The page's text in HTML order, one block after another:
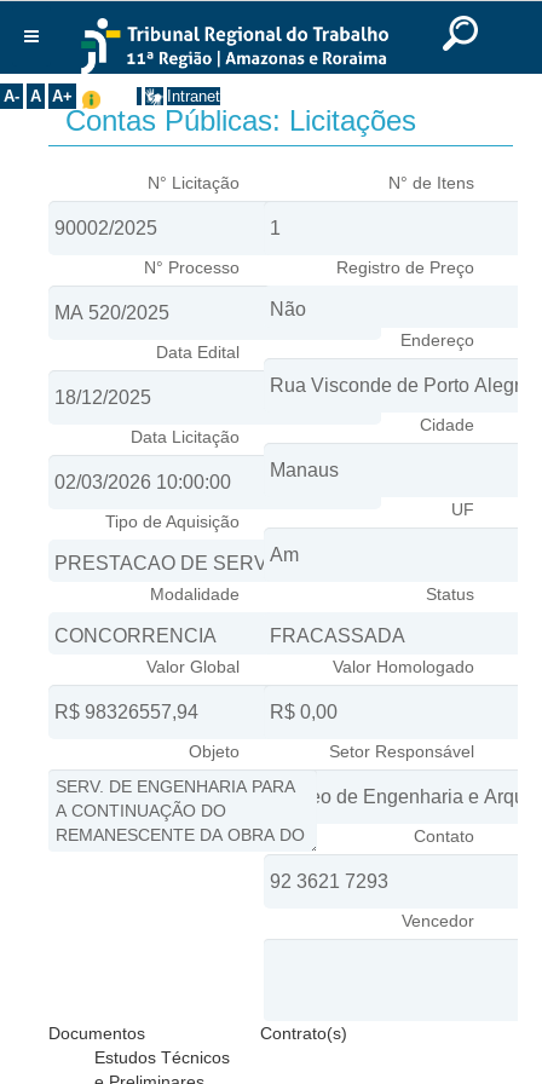
Ir para o rodapé
English
Português Español
A- A A+ Intranet
Institucional
Histórico
Corregedoria
Composição
Desembargadores
Seções Especializadas
Varas do Trabalho
Juízes Manaus
Juízes Roraima
Diretores
Comitês
Comitê Gestor Regional do PJe
Comitê Gestor Regional do e-Gestão e de Tabelas
Processuais Unificadas
Comitê do Datajud
Comissão Regional de Pesquisa Judiciária e Ciência de
Comissão de Vitaliciamento
Comitê de Atenção Integral à Saúde de Magistrados e
Contas Públicas: Licitações
N° Licitação
N° Processo
Data Edital
Data Licitação
Tipo de Aquisição
Modalidade
Valor Global
Objeto
N° de Itens
Registro de Preço
Endereço
Cidade
UF
Status
Valor Homologado
Setor Responsável
Contato
Vencedor
Documentos
Estudos Técnicos
Contrato(s)